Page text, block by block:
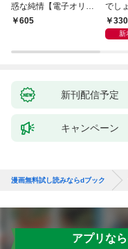
惑な純情【電子オリジ
ナル】
￥605
でし
1 330
新
新刊配信予定
キャンペーン
漫画無料試し読みならdブック
アプリな